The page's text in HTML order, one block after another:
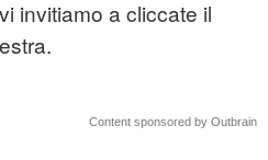
invitiamo a cliccate il
Content sponsored by Outbrain